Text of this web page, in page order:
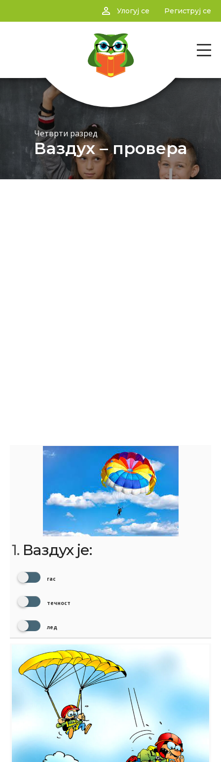
person_outline Улогуј се Региструј се
Четврти разред
Ваздух – провера
1. Ваздух је:
гас
течност
лед